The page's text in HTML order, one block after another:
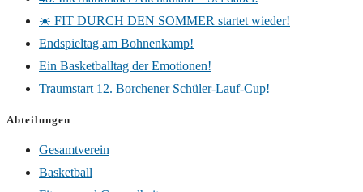
☀️ FIT DURCH DEN SOMMER startet wieder!
Endspieltag am Bohnenkamp!
Ein Basketballtag der Emotionen!
Traumstart 12. Borchener Schüler-Lauf-Cup!
Abteilungen
Gesamtverein
Basketball